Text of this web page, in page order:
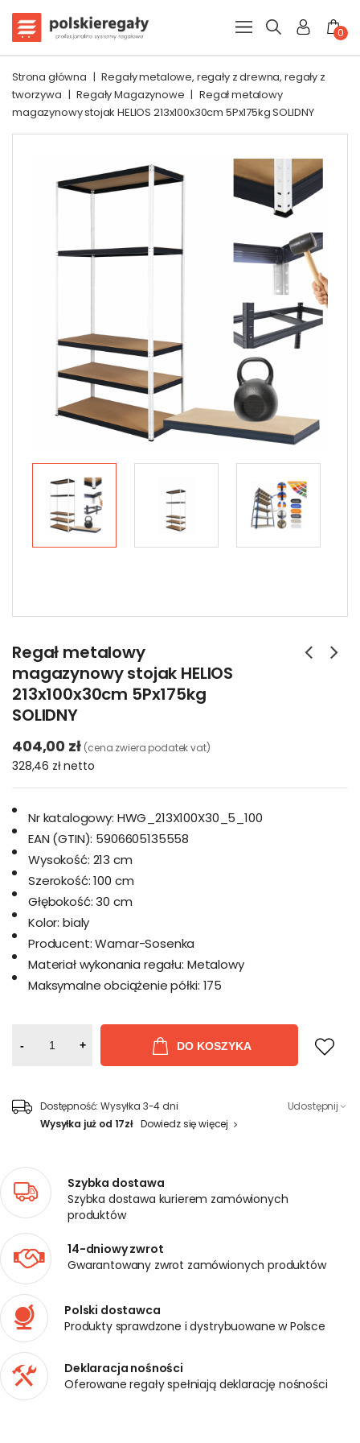
0
Strona główna | Regały metalowe, regały z drewna, regały z
tworzywa | Regały Magazynowe | Regał metalowy
magazynowy stojak HELIOS 213x100x30cm 5Px175kg SOLIDNY
Regał metalowy
magazynowy stojak HELIOS
213x100x30cm 5Px175kg
SOLIDNY
404,00 zł (cena zwiera podatek vat)
328,46 złnetto
Nr katalogowy: HWG_213X100X30_5_100
EAN (GTIN): 5906605135558
Wysokość: 213 cm
Szerokość: 100 cm
Głębokość: 30 cm
Kolor: bialy
Producent: Wamar-Sosenka
Materiał wykonania regału: Metalowy
Maksymalne obciążenie półki: 175
- + DO KOSZYKA
Dostępność: Wysyłka 3-4 dni
Wysyłka już od 17zł Dowiedz się więcej
Udostępnij
Szybka dostawa
Szybka dostawa kurierem zamówionych
produktów
14-dniowy zwrot
Gwarantowany zwrot zamówionych produktów
Polski dostawca
Produkty sprawdzone i dystrybuowane w Polsce
Deklaracja nośności
Oferowane regały spełniają deklarację nośności